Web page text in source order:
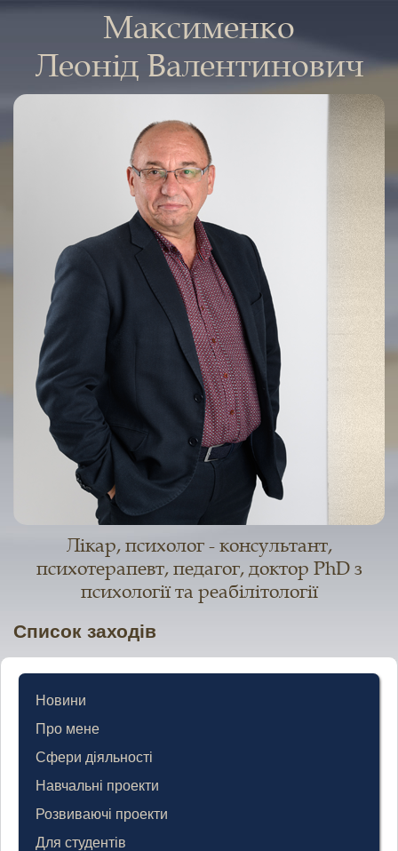
Максименко
Леонід Валентинович
Лікар, психолог - консультант,
психотерапевт, педагог, доктор PhD з
психології та реабілітології
Список заходів
Новини
Про мене
Сфери діяльності
Навчальні проекти
Розвиваючі проекти
Для студентів